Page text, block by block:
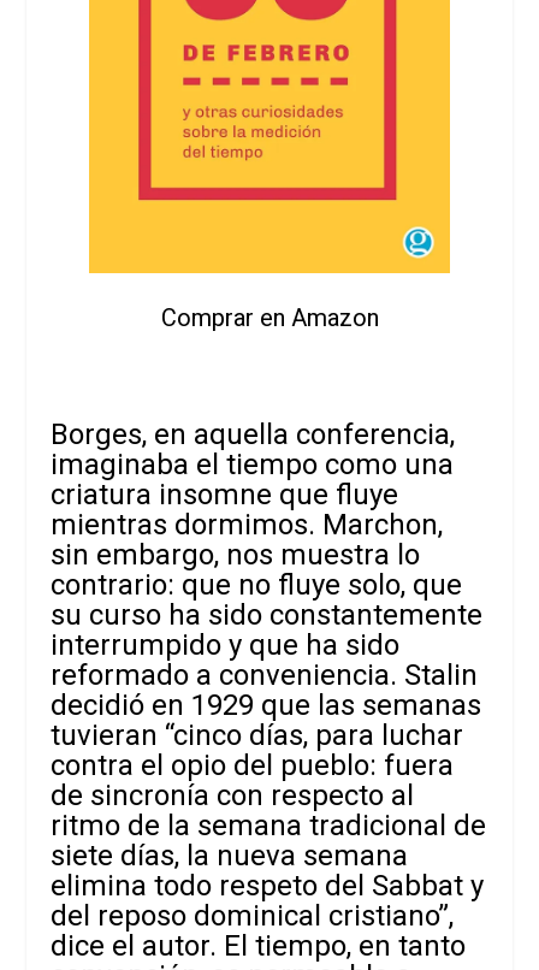
Comprar en Amazon
Borges, en aquella conferencia,
imaginaba el tiempo como una
criatura insomne que fluye
mientras dormimos. Marchon,
sin embargo, nos muestra lo
contrario: que no fluye solo, que
su curso ha sido constantemente
interrumpido y que ha sido
reformado a conveniencia. Stalin
decidió en 1929 que las semanas
tuvieran “cinco días, para luchar
contra el opio del pueblo: fuera
de sincronía con respecto al
ritmo de la semana tradicional de
siete días, la nueva semana
elimina todo respeto del Sabbat y
del reposo dominical cristiano”,
dice el autor. El tiempo, en tanto